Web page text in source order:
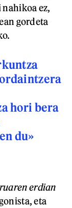
ez,
gordeta
hori bera
du»
erdian
eta